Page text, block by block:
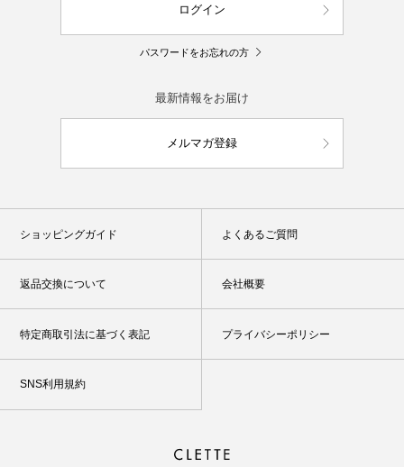
ログイン
パスワードをお忘れの方
最新情報をお届け
メルマガ登録
ショッピングガイド よくあるご質問
返品交換について 会社概要
特定商取引法に基づく表記 プライバシーポリシー
SNS利用規約